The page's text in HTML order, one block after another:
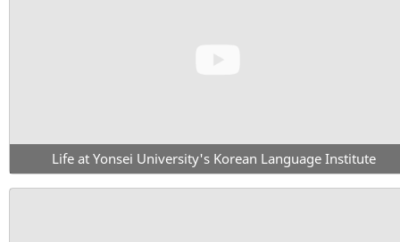
Life at Yonsei University's Korean Language Institute